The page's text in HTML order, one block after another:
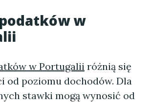
podatków w
w Portugalii różnią się
od poziomu dochodów. Dla
stawki mogą wynosić od